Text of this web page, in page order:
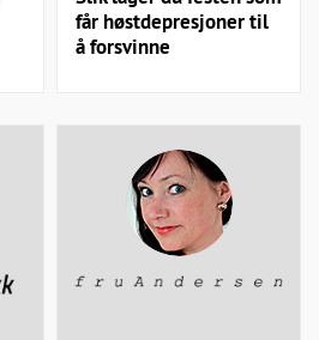
får høstdepresjoner til
å forsvinne